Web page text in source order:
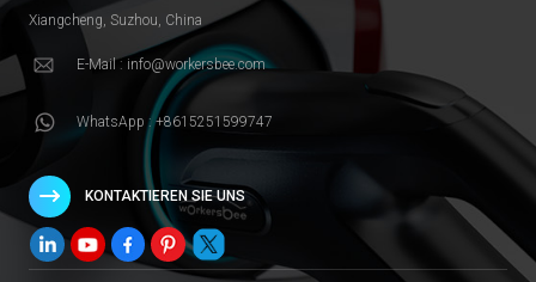
Xiangcheng, Suzhou, China
E-Mail : info@workersbee.com
WhatsApp : +8615251599747
KONTAKTIEREN SIE UNS